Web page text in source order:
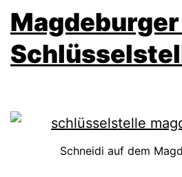
Magdeburger
Schneidi auf dem